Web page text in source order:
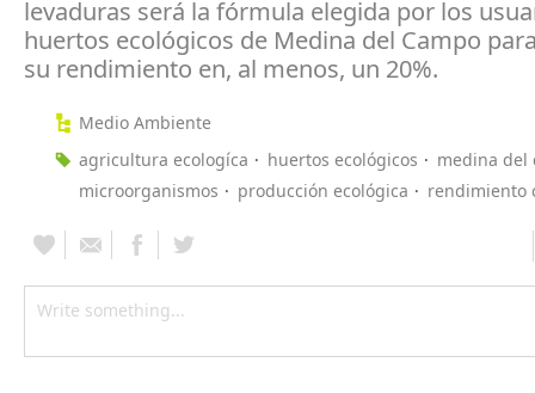
levaduras será la fórmula elegida por los
huertos ecológicos de Medina del Campo
su rendimiento en, al menos, un 20%.
Medio Ambiente
agricultura ecologíca
huertos ecológicos
medina del
microorganismos
producción ecológica rendimiento